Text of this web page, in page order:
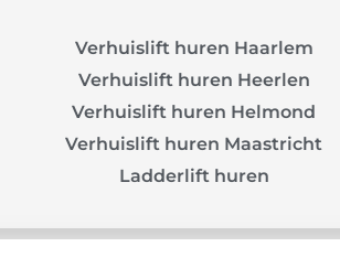
Verhuislift huren Haarlem
Verhuislift huren Heerlen
Verhuislift huren Helmond
Verhuislift huren Maastricht
Ladderlift huren